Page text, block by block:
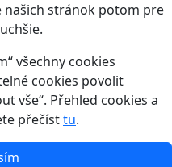
našich stránok potom pre
všechny cookies
cookies povolit
vše“. Přehled cookies a
přečísttu.